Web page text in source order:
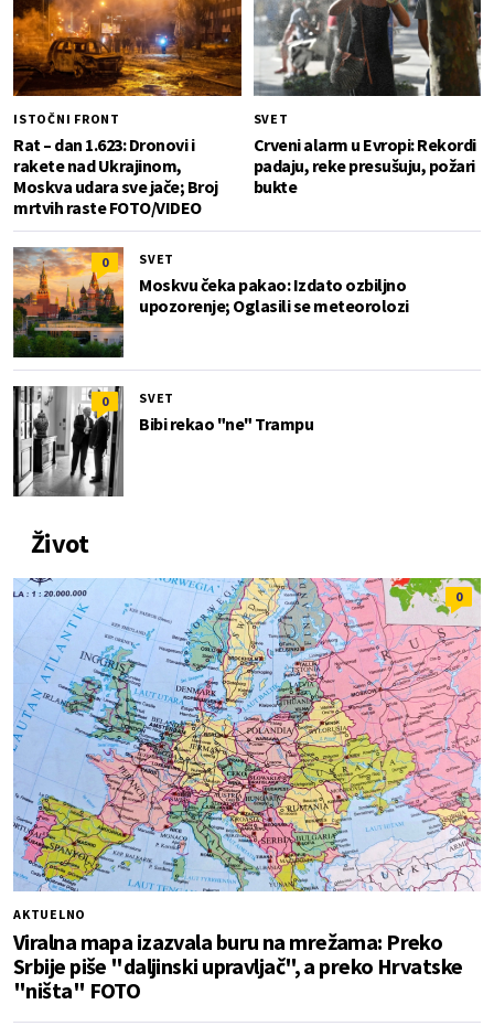
ISTOČNI FRONT
Rat – dan 1.623: Dronovi i
rakete nad Ukrajinom,
Moskva udara sve jače; Broj
mrtvih raste FOTO/VIDEO
SVET
Crveni alarm u Evropi: Rekordi
padaju, reke presušuju, požari
bukte
0 SVET
Moskvu čeka pakao: Izdato ozbiljno
upozorenje; Oglasili se meteorolozi
0 SVET
Bibi rekao "ne" Trampu
Život
0
AKTUELNO
Viralna mapa izazvala buru na mrežama: Preko
Srbije piše "daljinski upravljač", a preko Hrvatske
"ništa" FOTO